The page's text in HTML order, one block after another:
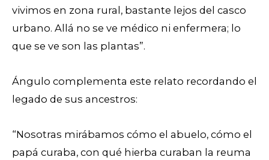
vivimos en zona rural, bastante lejos del casco
urbano. Allá no se ve médico ni enfermera; lo
que se ve son las plantas”.
Ángulo complementa este relato recordando el
legado de sus ancestros:
“Nosotras mirábamos cómo el abuelo, cómo el
papá curaba, con qué hierba curaban la reuma